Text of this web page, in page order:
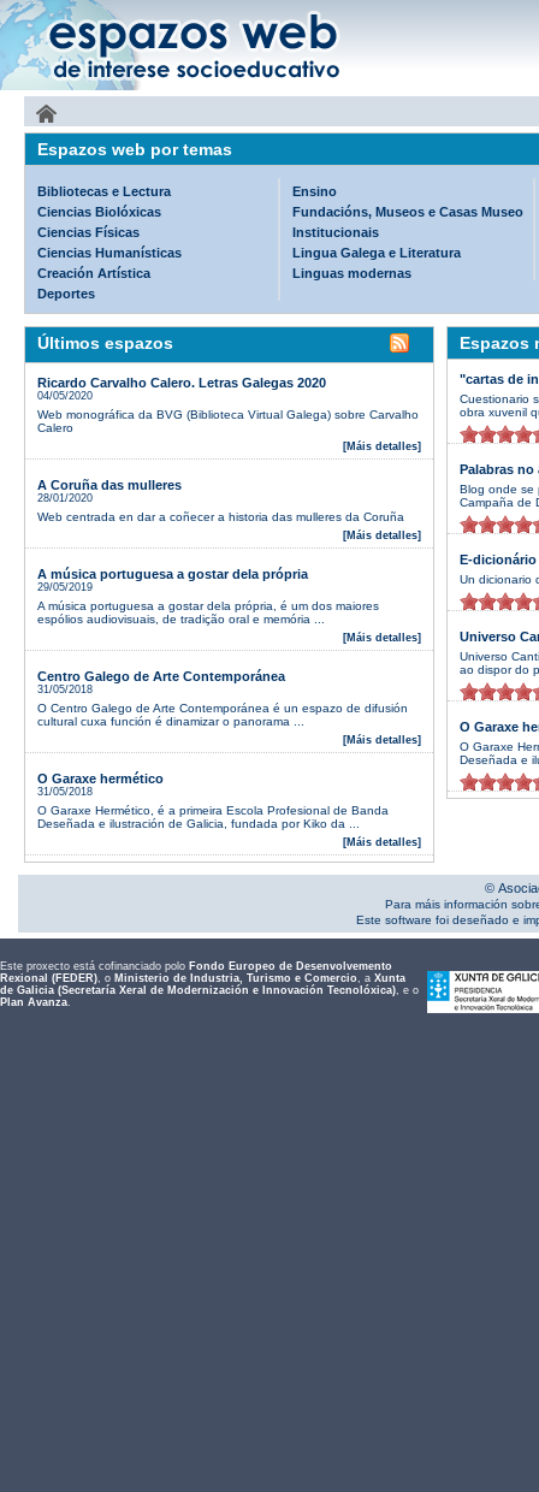
Espazos web por temas
Bibliotecas e Lectura
Ciencias Biolóxicas
Ciencias Físicas
Ciencias Humanísticas
Creación Artística
Deportes
Ensino
Fundacións, Museos e Casas Museo
Institucionais
Lingua Galega e Literatura
Linguas modernas
Últimos espazos
Ricardo Carvalho Calero. Letras Galegas 2020
04/05/2020
Web monográfica da BVG (Biblioteca Virtual Galega) sobre Carvalho
Calero
[Máis detalles]
A Coruña das mulleres
28/01/2020
Web centrada en dar a coñecer a historia das mulleres da Coruña
[Máis detalles]
A música portuguesa a gostar dela própria
29/05/2019
A música portuguesa a gostar dela própria, é um dos maiores
espólios audiovisuais, de tradição oral e memória ...
[Máis detalles]
Centro Galego de Arte Contemporánea
31/05/2018
O Centro Galego de Arte Contemporánea é un espazo de difusión
cultural cuxa función é dinamizar o panorama ...
[Máis detalles]
O Garaxe hermético
31/05/2018
O Garaxe Hermético, é a primeira Escola Profesional de Banda
Deseñada e ilustración de Galicia, fundada por Kiko da ...
[Máis detalles]
Espazos
"cartas de
Cuestionario
obra xuvenil
Palabras no
Blog onde se
Campaña de
E-
Un dicionario
Universo
Universo
ao dispor do
O Garaxe
O Garaxe
Deseñada e
©
Para máis información
Este software foi deseñado e
Este proxecto está cofinanciado polo Fondo Europeo de Desenvolvemento
Rexional (FEDER), o Ministerio de Industria, Turismo e Comercio, a Xunta
de Galicia (Secretaría Xeral de Modernización e Innovación Tecnolóxica), e o
Plan Avanza.